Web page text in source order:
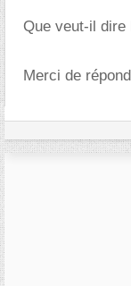
Que veut-il
Merci de